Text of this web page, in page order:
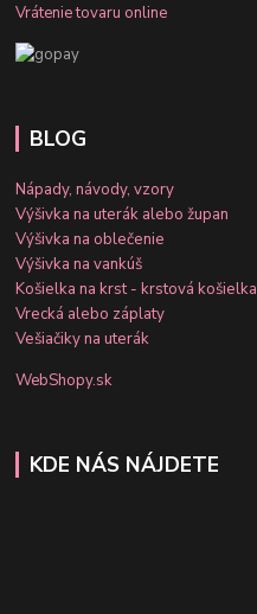
Vrátenie tovaru online
BLOG
Nápady, návody, vzory
Výšivka na uterák alebo župan
Výšivka na oblečenie
Výšivka na vankúš
Košielka na krst - krstová košielka
Vrecká alebo záplaty
Vešiačiky na uterák
WebShopy.sk
KDE NÁS NÁJDETE